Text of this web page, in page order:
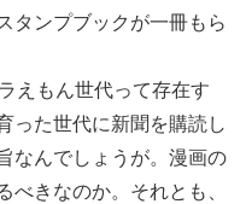
タンプブックが一冊もら
えもん世代って存在す
った世代に新聞を購読し
なんでしょうが。漫画の
べきなのか。それとも、